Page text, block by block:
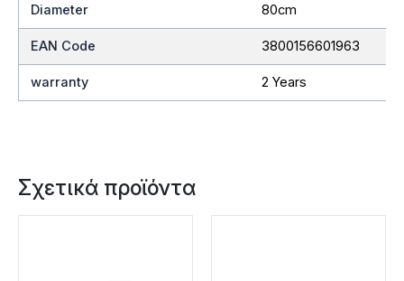
Diameter 80cm
EAN Code 3800156601963
warranty 2 Years
Σχετικά προϊόντα